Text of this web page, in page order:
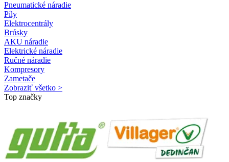
Pneumatické náradie
Píly
Elektrocentrály
Brúsky
AKU náradie
Elektrické náradie
Ručné náradie
Kompresory
Zametače
Zobraziť všetko >
Top značky